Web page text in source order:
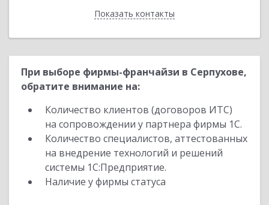
Показать контакты
Назад
При выборе фирмы-франчайзи в Серпухове,
обратите внимание на:
Количество клиентов (договоров ИТС)
на сопровождении у партнера фирмы 1С.
Количество специалистов, аттестованных
на внедрение технологий и решений
системы 1С:Предприятие.
Наличие у фирмы статуса